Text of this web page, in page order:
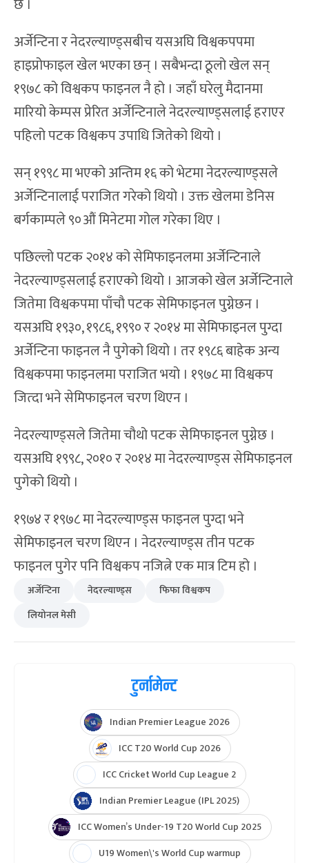
छ ।
अर्जेन्टिना र नेदरल्याण्ड्सबीच यसअघि विश्वकपपमा
हाइप्रोफाइल खेल भएका छन् । सबैभन्दा ठूलो खेल सन्
१९७८ को विश्वकप फाइनल नै हो । जहाँ घरेलु मैदानमा
मारियो केम्पस प्रेरित अर्जेन्टिनाले नेदरल्याण्ड्सलाई हराएर
पहिलो पटक विश्वकप उपाधि जितेको थियो ।
सन् १९९८ मा भएको अन्तिम १६ को भेटमा नेदरल्याण्ड्सले
अर्जेन्टिनालाई पराजित गरेको थियो । उक्त खेलमा डेनिस
बर्गकाम्पले ९०औं मिनेटमा गोल गरेका थिए ।
पछिल्लो पटक २०१४ को सेमिफाइनलमा अर्जेन्टिनाले
नेदरल्याण्ड्सलाई हराएको थियो । आजको खेल अर्जेन्टिनाले
जितेमा विश्वकपमा पाँचौ पटक सेमिफाइनल पुग्नेछन ।
यसअघि १९३०, १९८६, १९९० र २०१४ मा सेमिफाइनल पुग्दा
अर्जेन्टिना फाइनल नै पुगेको थियो । तर १९८६ बाहेक अन्य
विश्वकपमा फाइनलमा पराजित भयो । १९७८ मा विश्वकप
जित्दा भने सेमिफाइनल चरण थिएन ।
नेदरल्याण्ड्सले जितेमा चौथो पटक सेमिफाइनल पुग्नेछ ।
यसअघि १९९८, २०१० र २०१४ मा नेदरल्याण्ड्स सेमिफाइनल
पुगेको थियो ।
१९७४ र १९७८ मा नेदरल्याण्ड्स फाइनल पुग्दा भने
सेमिफाइनल चरण थिएन । नेदरल्याण्ड्स तीन पटक
फाइनल पुगेर पनि विश्वकप नजित्ने एक मात्र टिम हो ।
अर्जेन्टिना नेदरल्याण्ड्स
फिफा विश्वकप
लियोनल मेसी
टुर्नामेन्ट
Indian Premier League 2026
ICC T20 World Cup 2026
ICC Cricket World Cup League 2
Indian Premier League (IPL 2025)
ICC Women’s Under-19 T20 World Cup 2025
U19 Women\'s World Cup warmup